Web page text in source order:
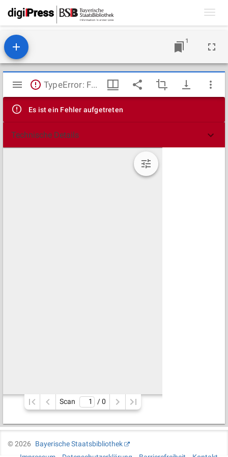
1
Mirador
Viewer
TypeError: Failed to fetch
Es ist ein Fehler aufgetreten
Technische Details
Scan / 0
©2026
Bayerische Staatsbibliothek